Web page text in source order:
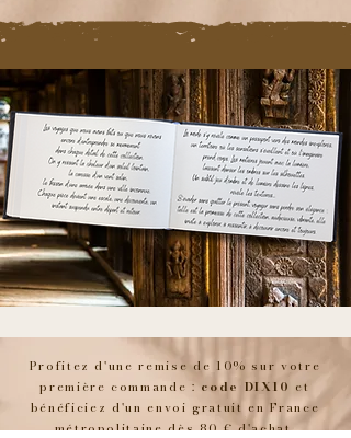
Profitez d'une remise de 10% sur votre
première commande : code DIX10 et
bénéficiez d'un envoi gratuit en France
métropolitaine dès 80 € d'achat.